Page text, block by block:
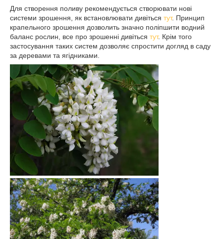
Для створення поливу рекомендується створювати нові
системи зрошення, як встановлювати дивіться тут. Принцип
крапельного зрошення дозволить значно поліпшити водний
баланс рослин, все про зрошенні дивіться тут. Крім того
застосування таких систем дозволяє спростити догляд в саду
за деревами та ягідниками.